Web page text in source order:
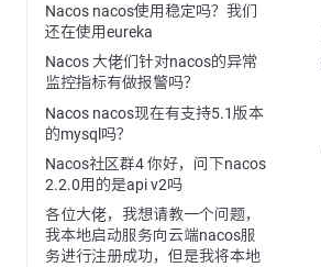
Nacos nacos使用稳定吗？我们
还在使用eureka
Nacos 大佬们针对nacos的异常
监控指标有做报警吗？
Nacos nacos现在有支持5.1版本
的mysql吗？
Nacos社区群4 你好，问下nacos
2.2.0用的是api v2吗
各位大佬，我想请教一个问题，
我本地启动服务向云端nacos服
务进行注册成功，但是我将本地